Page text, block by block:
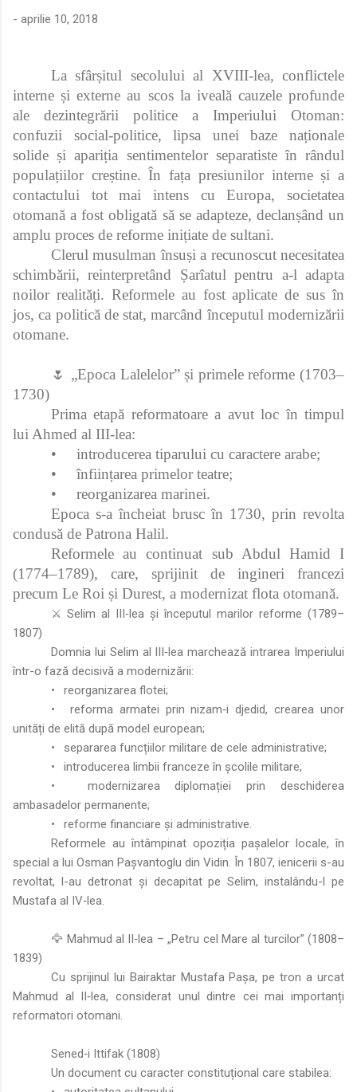
precizie profunzimea și ritmul procesului de rom...
- aprilie 10, 2018
La sfârșitul secolului al XVIII‑lea, conflictele
interne și externe au scos la iveală cauzele profunde
ale dezintegrării politice a Imperiului Otoman:
confuzii social‑politice, lipsa unei baze naționale
solide și apariția sentimentelor separatiste în rândul
populațiilor creștine. În fața presiunilor interne și a
contactului tot mai intens cu Europa, societatea
otomană a fost obligată să se adapteze, declanșând un
amplu proces de reforme inițiate de sultani.
Clerul musulman însuși a recunoscut necesitatea
schimbării, reinterpretând Șarîatul pentru a-l adapta
noilor realități. Reformele au fost aplicate de sus în
jos, ca politică de stat, marcând începutul modernizării
otomane.
🌷 „Epoca Lalelelor” și primele reforme (1703–
1730)
Prima etapă reformatoare a avut loc în timpul
lui Ahmed al III‑lea:
•
introducerea tiparului cu caractere arabe;
•
înființarea primelor teatre;
•
reorganizarea marinei.
Epoca s-a încheiat brusc în 1730, prin revolta
condusă de Patrona Halil.
Reformele au continuat sub Abdul Hamid I
(1774–1789), care, sprijinit de ingineri francezi
precum Le Roi și Durest, a modernizat flota otomană.
⚔️ Selim al III‑lea și începutul marilor reforme (1789–
1807)
Domnia lui Selim al III‑lea marchează intrarea Imperiului
într-o fază decisivă a modernizării:
•
reorganizarea flotei;
•
reforma armatei prin nizam‑i djedid, crearea unor
unități de elită după model european;
•
separarea funcțiilor militare de cele administrative;
•
introducerea limbii franceze în școlile militare;
•
modernizarea diplomației prin deschiderea
ambasadelor permanente;
•
reforme financiare și administrative.
Reformele au întâmpinat opoziția pașalelor locale, în
special a lui Osman Pașvantoglu din Vidin. În 1807, ienicerii s-au
revoltat, l-au detronat și decapitat pe Selim, instalându-l pe
Mustafa al IV‑lea.
🦅 Mahmud al II‑lea – „Petru cel Mare al turcilor” (1808–
1839)
Cu sprijinul lui Bairaktar Mustafa Pașa, pe tron a urcat
Mahmud al II‑lea, considerat unul dintre cei mai importanți
reformatori otomani.
Sened‑i Ittifak (1808)
Un document cu caracter constituțional care stabilea: